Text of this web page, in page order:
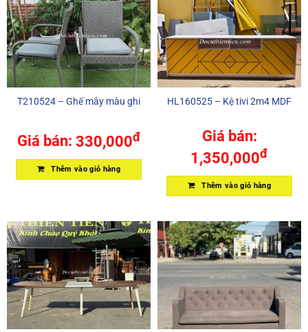
T210524 – Ghế mây màu ghi
Giá bán: 330,000đ
Thêm vào giỏ hàng
HL160525 – Kệ tivi 2m4 MDF
Giá bán:
1,350,000đ
Thêm vào giỏ hàng